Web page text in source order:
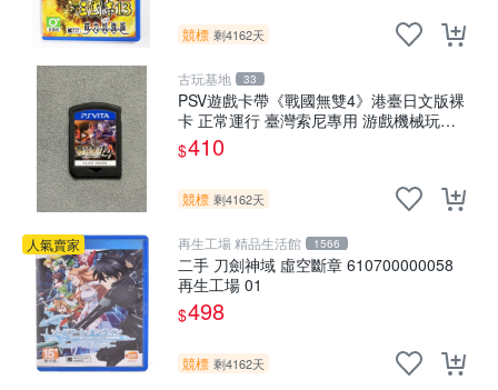
競標 剩4162天
古玩基地 33
PSV遊戲卡帶《戰國無雙4》港臺日文版裸
卡 正常運行 臺灣索尼專用 游戲機械玩不
了 戰國無雙 4 PSV 港版 卡帶 無雙4 PSV
卡帶 港臺
$410
競標 剩4162天
人氣賣家 再生工場 精品生活館 1566
二手 刀劍神域 虛空斷章 610700000058
再生工場 01
$498
競標 剩4162天